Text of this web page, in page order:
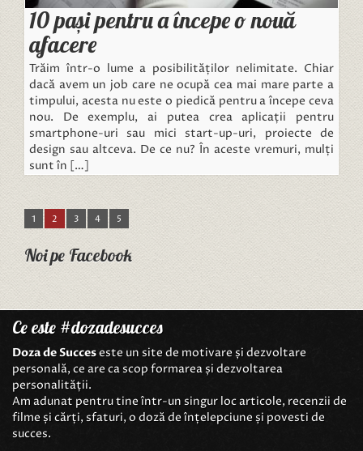
10 pași pentru a începe o nouă
afacere
Trăim într-o lume a posibilităților nelimitate. Chiar
dacă avem un job care ne ocupă cea mai mare parte a
timpului, acesta nu este o piedică pentru a începe ceva
nou. De exemplu, ai putea crea aplicații pentru
smartphone-uri sau mici start-up-uri, proiecte de
design sau altceva. De ce nu? În aceste vremuri, mulți
sunt în […]
1 2 3 4 5
Noi pe Facebook
Ce este #dozadesucces
Doza de Succeseste un site de motivare și dezvoltare
personală, ce are ca scop formarea și dezvoltarea
personalității.
Am adunat pentru tine într-un singur loc articole, recenzii de
filme și cărți, sfaturi, o doză de înțelepciune și povesti de
succes.